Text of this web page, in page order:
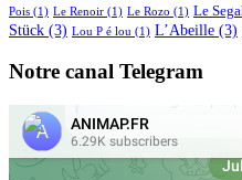
Pois (1) Le Renoir (1) Le Rozo (1) Le
Stück (3) Lou P é lou (1) L’Abeille (3)
Notre canal Telegram